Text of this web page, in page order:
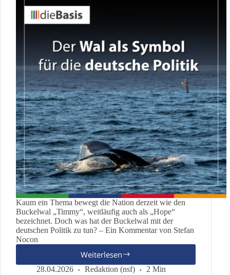
Kaum ein Thema bewegt die Nation derzeit wie den
Buckelwal „Timmy“, weitläufig auch als „Hope“
bezeichnet. Doch was hat der Buckelwal mit der
deutschen Politik zu tun? – Ein Kommentar von Stefan
Nocon
Weiterlesen
„Timmy“
–
28.04.2026 Redaktion (nsf) 2 Min